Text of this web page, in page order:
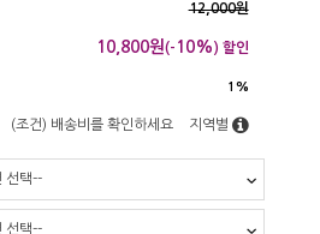
12,000원
10,800원(- 10%) 할인
1%
(조건) 배송비를 확인하세요 지역별